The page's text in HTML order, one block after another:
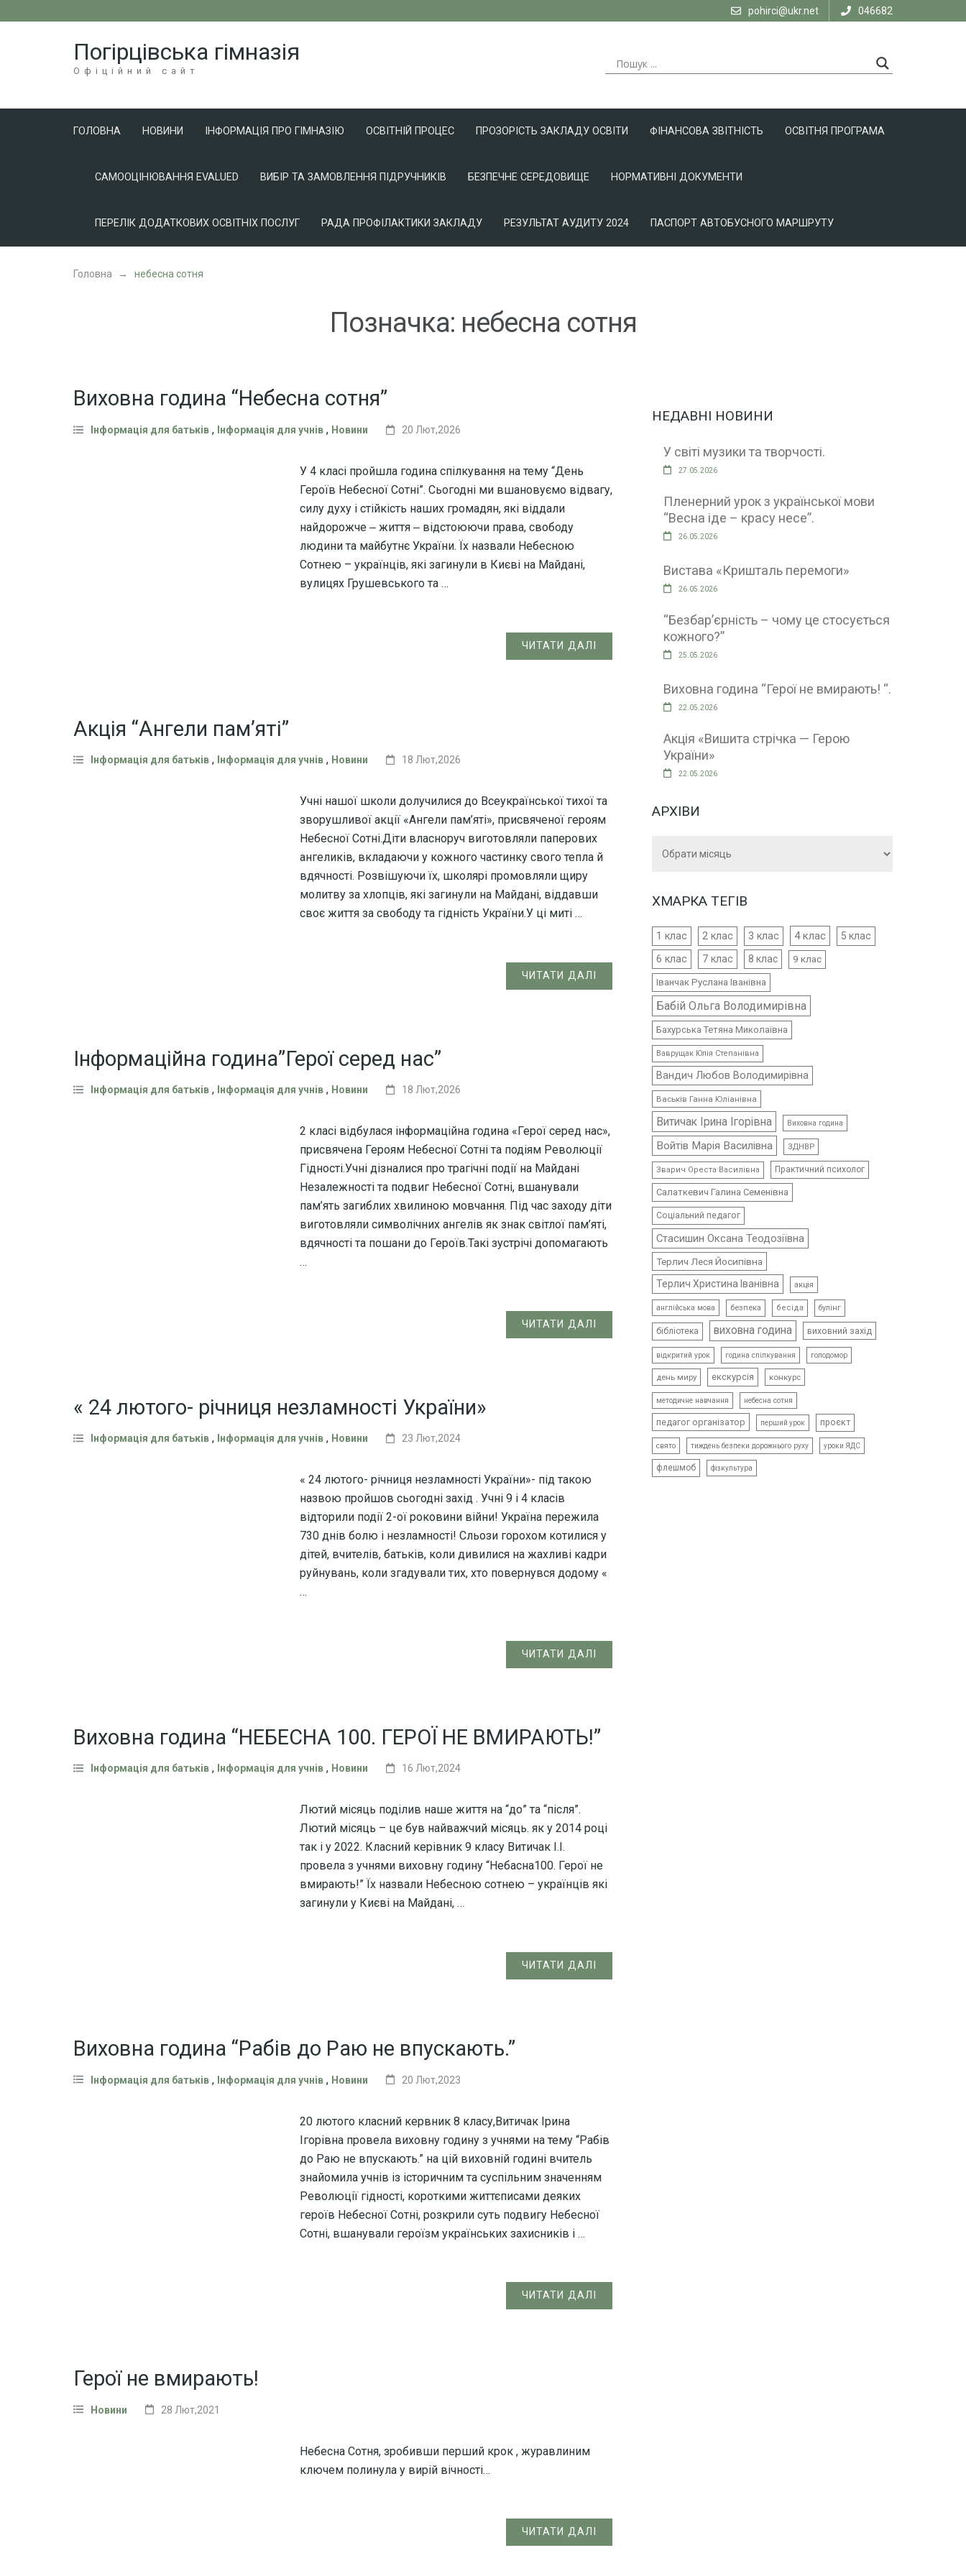
pohirci@ukr.net 046682
Погірцівська гімназія
Офіційний сайт
ГОЛОВНА НОВИНИ ІНФОРМАЦІЯ ПРО ГІМНАЗІЮ ОСВІТНІЙ ПРОЦЕС ПРОЗОРІСТЬ ЗАКЛАДУ ОСВІТИ ФІНАНСОВА ЗВІТНІСТЬ ОСВІТНЯ ПРОГРАМА
САМООЦІНЮВАННЯ EVALUED ВИБІР ТА ЗАМОВЛЕННЯ ПІДРУЧНИКІВ БЕЗПЕЧНЕ СЕРЕДОВИЩЕ НОРМАТИВНІ ДОКУМЕНТИ
ПЕРЕЛІК ДОДАТКОВИХ ОСВІТНІХ ПОСЛУГ РАДА ПРОФІЛАКТИКИ ЗАКЛАДУ РЕЗУЛЬТАТ АУДИТУ 2024 ПАСПОРТ АВТОБУСНОГО МАРШРУТУ
Головна → небесна сотня
Позначка: небесна сотня
Виховна година “Небесна сотня”
Інформація для батьків , Інформація для учнів , Новини 20 Лют,2026
У 4 класі пройшла година спілкування на тему “День
Героїв Небесної Сотні”. Сьогодні ми вшановуємо відвагу,
силу духу і стійкість наших громадян, які віддали
найдорожче ‒ життя ‒ відстоюючи права, свободу
людини та майбутнє України. Їх назвали Небесною
Сотнею – українців, які загинули в Києві на Майдані,
вулицях Грушевського та …
ЧИТАТИ ДАЛІ
Акція “Ангели пам’яті”
Інформація для батьків , Інформація для учнів , Новини 18 Лют,2026
Учні нашої школи долучилися до Всеукраїнської тихої та
зворушливої акції «Ангели пам’яті», присвяченої героям
Небесної Сотні.Діти власноруч виготовляли паперових
ангеликів, вкладаючи у кожного частинку свого тепла й
вдячності. Розвішуючи їх, школярі промовляли щиру
молитву за хлопців, які загинули на Майдані, віддавши
своє життя за свободу та гідність України.У ці миті …
ЧИТАТИ ДАЛІ
Інформаційна година”Герої серед нас”
Інформація для батьків , Інформація для учнів , Новини 18 Лют,2026
2 класі відбулася інформаційна година «Герої серед нас»,
присвячена Героям Небесної Сотні та подіям Революції
Гідності.Учні дізналися про трагічні події на Майдані
Незалежності та подвиг Небесної Сотні, вшанували
пам’ять загиблих хвилиною мовчання. Під час заходу діти
виготовляли символічних ангелів як знак світлої пам’яті,
вдячності та пошани до Героїв.Такі зустрічі допомагають
…
ЧИТАТИ ДАЛІ
« 24 лютого- річниця незламності України»
Інформація для батьків , Інформація для учнів , Новини 23 Лют,2024
« 24 лютого- річниця незламності України»- під такою
назвою пройшов сьогодні захід . Учні 9 і 4 класів
відторили події 2-ої роковини війни! Україна пережила
730 днів болю і незламності! Сльози горохом котилися у
дітей, вчителів, батьків, коли дивилися на жахливі кадри
руйнувань, коли згадували тих, хто повернувся додому «
…
ЧИТАТИ ДАЛІ
Виховна година “НЕБЕСНА 100. ГЕРОЇ НЕ ВМИРАЮТЬ!”
Інформація для батьків , Інформація для учнів , Новини 16 Лют,2024
Лютий місяць поділив наше життя на “до” та “після”.
Лютий місяць – це був найважчий місяць. як у 2014 році
так і у 2022. Класний керівник 9 класу Витичак І.І.
провела з учнями виховну годину “Небасна100. Герої не
вмирають!” Їх назвали Небесною сотнею – українців які
загинули у Києві на Майдані, …
ЧИТАТИ ДАЛІ
Виховна година “Рабів до Раю не впускають.”
Інформація для батьків , Інформація для учнів , Новини 20 Лют,2023
20 лютого класний кервник 8 класу,Витичак Ірина
Ігорівна провела виховну годину з учнями на тему “Рабів
до Раю не впускають.” на цій виховній годині вчитель
знайомила учнів із історичним та суспільним значенням
Революції гідності, короткими життєписами деяких
героїв Небесної Сотні, розкрили суть подвигу Небесної
Сотні, вшанували героїзм українських захисників і …
ЧИТАТИ ДАЛІ
Герої не вмирають!
Новини 28 Лют,2021
Небесна Сотня, зробивши перший крок , журавлиним
ключем полинула у вирій вічності…
ЧИТАТИ ДАЛІ
НЕДАВНІ НОВИНИ
У світі музики та творчості.
27.05.2026
Пленерний урок з української мови
“Весна іде – красу несе”.
26.05.2026
Вистава «Кришталь перемоги»
26.05.2026
“Безбар’єрність – чому це стосується
кожного?”
25.05.2026
Виховна година “Герої не вмирають! “.
22.05.2026
Акція «Вишита стрічка — Герою
України»
22.05.2026
АРХІВИ
ХМАРКА ТЕГІВ
1 клас 2 клас 3 клас 4 клас 5 клас
6 клас 7 клас 8 клас 9 клас
Іванчак Руслана Іванівна
Бабій Ольга Володимирівна
Бахурська Тетяна Миколаївна
Ваврущак Юлія Степанівна
Вандич Любов Володимирівна
Васьків Ганна Юліанівна
Витичак Ірина Ігорівна Виховна година
Войтів Марія Василівна ЗДНВР
Зварич Ореста Василівна Практичний психолог
Салаткевич Галина Семенівна
Соціальний педагог
Стасишин Оксана Теодозіївна
Терлич Леся Йосипівна
Терлич Христина Іванівна
акція
англійська мова безпека бесіда булінг
бібліотека виховна година виховний захід
відкритий урок година спілкування голодомор
день миру екскурсія конкурс
методичне навчання небесна сотня
педагог організатор перший урок проєкт
свято тиждень безпеки дорожнього руху уроки ЯДС
флешмоб фізкультура